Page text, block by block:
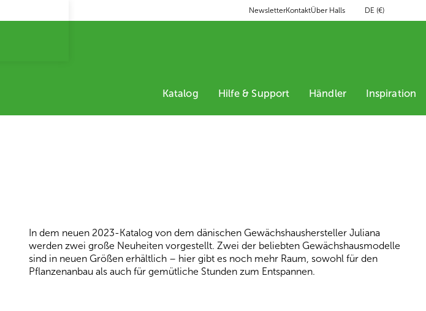
NewsletterKontaktÜber Halls DE (€)
Katalog Hilfe & Support Händler Inspiration
In dem neuen 2023-Katalog von dem dänischen Gewächshaushersteller Juliana
werden zwei große Neuheiten vorgestellt. Zwei der beliebten Gewächshausmodelle
sind in neuen Größen erhältlich – hier gibt es noch mehr Raum, sowohl für den
Pflanzenanbau als auch für gemütliche Stunden zum Entspannen.